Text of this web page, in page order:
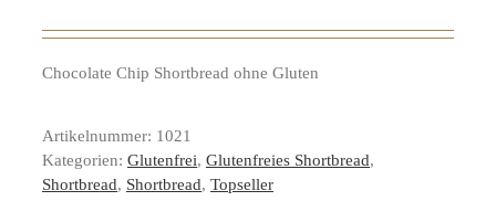
Chocolate Chip Shortbread ohne Gluten
Artikelnummer: 1021
Kategorien: Glutenfrei, Glutenfreies Shortbread,
Shortbread, Shortbread, Topseller